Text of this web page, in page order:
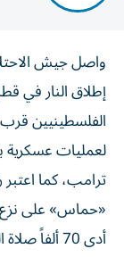
واصل جيش
إطلاق النار في
الفلسطينيين
لعمليات عسكرية
ترامب، كما
«حماس» على
أدى 70 ألفاً صلاة الجمعة في المسجد الأقصى المبارك.